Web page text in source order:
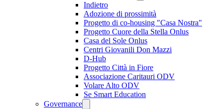
Indietro
Adozione di prossimità
Progetto di co-housing "Casa Nostra"
Progetto Cuore della Stella Onlus
Casa del Sole Onlus
Centri Giovanili Don Mazzi
D-Hub
Progetto Città in Fiore
Associazione Caritauri ODV
Volare Alto ODV
Se Smart Education
Governance